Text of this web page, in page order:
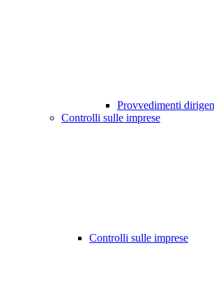
Provvedimenti
Controlli sulle imprese
Controlli sulle imprese